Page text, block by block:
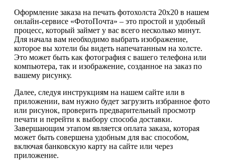
Оформление заказа на печать фотохолста 20х20 в нашем
онлайн-сервисе «ФотоПочта» – это простой и удобный
процесс, который займет у вас всего несколько минут.
Для начала вам необходимо выбрать изображение,
которое вы хотели бы видеть напечатанным на холсте.
Это может быть как фотография с вашего телефона или
компьютера, так и изображение, созданное на заказ по
вашему рисунку.
Далее, следуя инструкциям на нашем сайте или в
приложении, вам нужно будет загрузить избранное фото
или рисунок, проверить предварительный просмотр
печати и перейти к выбору способа доставки.
Завершающим этапом является оплата заказа, которая
может быть совершена удобным для вас способом,
включая банковскую карту на сайте или через
приложение.